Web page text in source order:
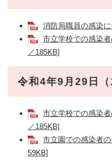
消防局職員の感染
市立学校での感染
／185KB]
令和4年9月29日（
市立学校での感染
／185KB]
市立園での感染者
59KB]